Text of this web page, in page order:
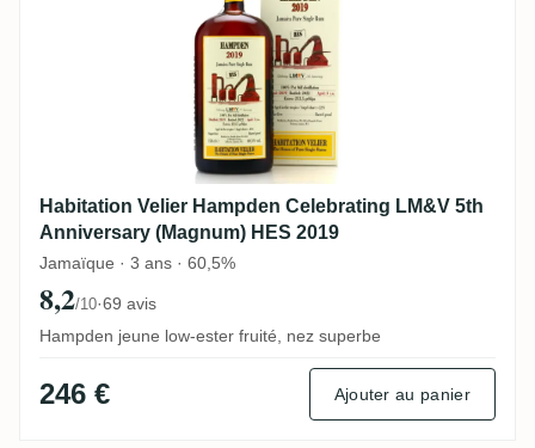
Habitation Velier Hampden Celebrating LM&V 5th
Anniversary (Magnum) HES 2019
Jamaïque · 3 ans · 60,5%
8,2/10·69 avis
Hampden jeune low-ester fruité, nez superbe
246 € Ajouter au panier